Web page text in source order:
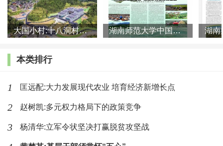
量推进农业农村现代化的原则、路径等进行讨论与展望。
一、从战略全局角度把握农业农村现代化过程中的
系、人与自然关系和农村生产关系等重大关系的循序演变。
现代化转型过程中，“三农”问题愈加复杂，要处理好这一系
列问题，不能将眼光局限于农业农村本身。我们应当从历史
大国小村:十八洞村的现代变迁是一道美丽的风景线 湖南师范大学中国乡村振兴研究院课题组:突出地域特色 推进乡村
本类排行
1 匡远配:大力发展现代农业 培育经济新增长点
2 赵树凯:多元权力格局下的政策竞争
3 杨清华:立军令状坚决打赢脱贫攻坚战